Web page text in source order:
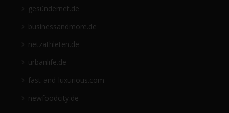
gesündernet.de
businessandmore.de
netzathleten.de
urbanlife.de
fast-and-luxurious.com
newfoodcity.de